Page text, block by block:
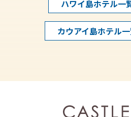
ハワイ島ホテル一
カウアイ島ホテル